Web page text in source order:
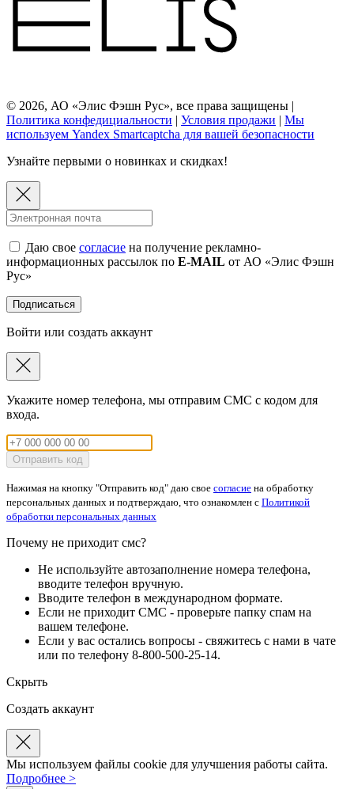
© 2026, АО «Элис Фэшн Рус», все права защищены |
Политика конфедициальности | Условия продажи | Мы
используем Yandex Smartcaptcha для вашей безопасности
Узнайте первыми о новинках и скидках!
Даю свое согласие на получение рекламно-
информационных рассылок по E-MAIL от АО «Элис Фэшн
Рус»
Подписаться
Войти или создать аккаунт
Укажите номер телефона, мы отправим СМС с кодом для
входа.
Отправить код
Нажимая на кнопку "Отправить код" даю свое согласие на обработку
персональных данных и подтверждаю, что ознакомлен с Политикой
обработки персональных данных
Почему не приходит смс?
Не используйте автозаполнение номера телефона,
вводите телефон вручную.
Вводите телефон в международном формате.
Если не приходит СМС - проверьте папку спам на
вашем телефоне.
Если у вас остались вопросы - свяжитесь с нами в чате
или по телефону 8-800-500-25-14.
Скрыть
Создать аккаунт
Мы используем файлы cookie для улучшения работы сайта.
Подробнее >